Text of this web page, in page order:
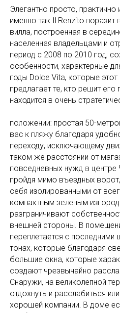
Элегантно просто,
именно так Il Renzito поразит
вилла, построенная в
населенная владельцами и
период с 2008 по 2010 год,
особенности, характерные
годы Dolce Vita, которые
предлагает те, кто решит его
находится в очень
положении: простая 50-
вас к пляжу благодаря
переходу, исключающему
таком же расстоянии от
повседневных нужд в центре
пройдя мимо въездных
себя изолированными от
компактным зеленым
разграничивают
внешней стороны. В
переплетается с последними
тонах, которые благодаря
большие окна, которые
создают чрезвычайно
Снаружи, на великолепной
отдохнуть и расслабиться
хорошей компании. В доме